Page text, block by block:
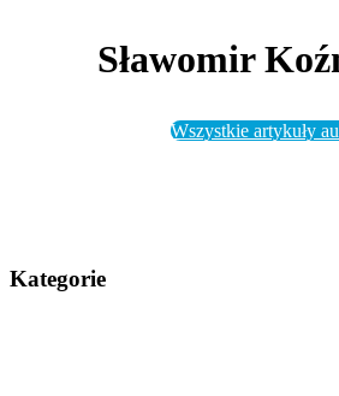
Sławomir
Wszystkie artykuły
Kategorie